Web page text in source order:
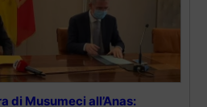
di Musumeci all’Anas: